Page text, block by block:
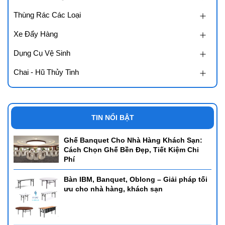
Ưa Điểm Của Nồi Hâm Buffet
Thùng Rác Các Loại
Xe Đẩy Hàng
Dụng Cụ Vệ Sinh
Chai - Hũ Thủy Tinh
TIN NỔI BẬT
Ghế Banquet Cho Nhà Hàng Khách Sạn:
Cách Chọn Ghế Bền Đẹp, Tiết Kiệm Chi
Phí
Bàn IBM, Banquet, Oblong – Giải pháp tối
ưu cho nhà hàng, khách sạn